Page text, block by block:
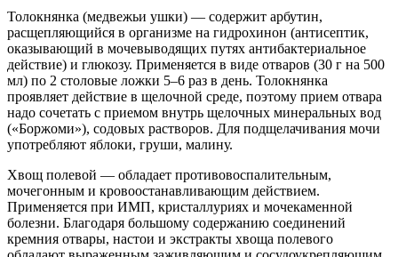
Толокнянка (медвежьи ушки) — содержит арбутин,
расщепляющийся в организме на гидрохинон (антисептик,
оказывающий в мочевыводящих путях антибактериальное
действие) и глюкозу. Применяется в виде отваров (30 г на 500
мл) по 2 столовые ложки 5–6 раз в день. Толокнянка
проявляет действие в щелочной среде, поэтому прием отвара
надо сочетать с приемом внутрь щелочных минеральных вод
(«Боржоми»), содовых растворов. Для подщелачивания мочи
употребляют яблоки, груши, малину.
Хвощ полевой — обладает противовоспалительным,
мочегонным и кровоостанавливающим действием.
Применяется при ИМП, кристаллуриях и мочекаменной
болезни. Благодаря большому содержанию соединений
кремния отвары, настои и экстракты хвоща полевого